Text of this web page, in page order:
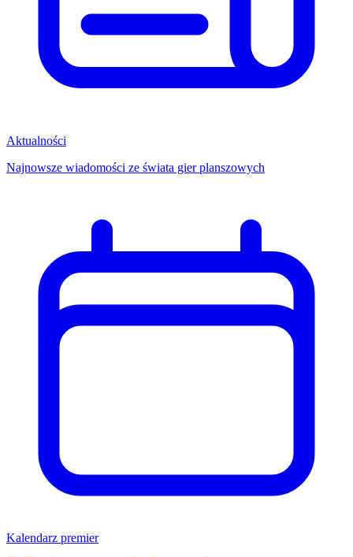
Aktualności
Najnowsze wiadomości ze świata gier planszowych
Kalendarz premier